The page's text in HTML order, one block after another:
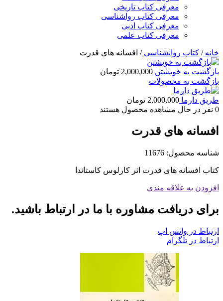
معرفی کتاب تاریخی
معرفی کتاب رواشناسی
معرفی کتاب ادبی
معرفی کتاب علمی
خانه/ کتاب روانشناسی/ افسانه های قدرت
بازگشت به خویشتن 2,000,000 تومان
بازگشت به محصولات
طریق دارما 2,000,000 تومان
0 نفر در حال مشاهده محصول هستند
افسانه های قدرت
شناسه محصول: 11676
کتاب افسانه های قدرت اثر کارلوس کاستاندا
افزودن به علاقه مندی
برای دریافت مشاوره با ما در ارتباط باشید.
ارتباط در واتس اپ
ارتباط در تلگرام